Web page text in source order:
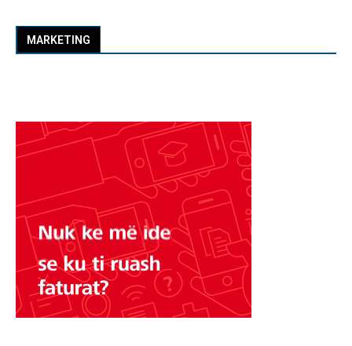
MARKETING